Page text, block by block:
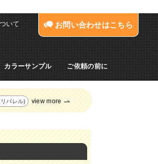
いて お問い合わせはこちら
カラーサンプル ご依頼の前に
バレル) view more